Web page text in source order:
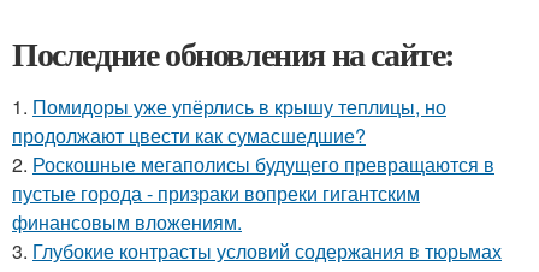
Последние обновления на сайте:
1. Помидоры уже упёрлись в крышу теплицы, но
продолжают цвести как сумасшедшие?
2. Роскошные мегаполисы будущего превращаются в
пустые города - призраки вопреки гигантским
финансовым вложениям.
3. Глубокие контрасты условий содержания в тюрьмах